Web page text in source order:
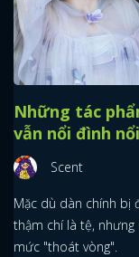
Những tác
vẫn nổi đình
Scent
Mặc dù dàn chính bị
thậm chí là tệ,
mức "thoát vòng".